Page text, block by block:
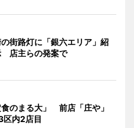
街路灯に「銀六エリア」紹
店主らの発案で
のまる大」 前店「庄や」
区内2店目